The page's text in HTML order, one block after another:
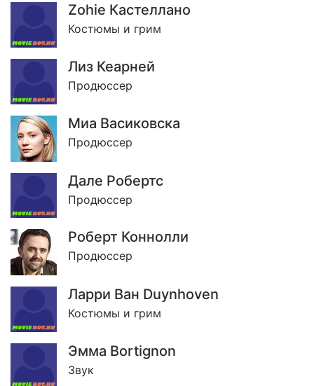
Zohie Кастеллано
Костюмы и грим
Лиз Кеарней
Продюссер
Миа Васиковска
Продюссер
Дале Робертс
Продюссер
Роберт Коннолли
Продюссер
Ларри Ван Duynhoven
Костюмы и грим
Эмма Bortignon
Звук